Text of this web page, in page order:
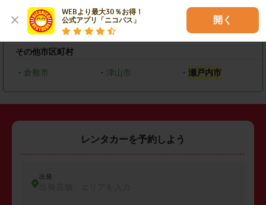
WEBより最大30％お得！
公式アプリ「ニコパス」
開く
・ 北区 ・中区
その他市区町村
・ 倉敷市 ・ 津山市 ・瀬戸内市
レンタカーを予約しよう
出発